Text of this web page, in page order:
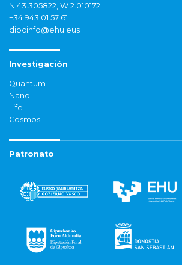
N 43.305822, W 2.010172
+34 943 01 57 61
dipcinfo@ehu.eus
Investigación
Quantum
Nano
Life
Cosmos
Patronato